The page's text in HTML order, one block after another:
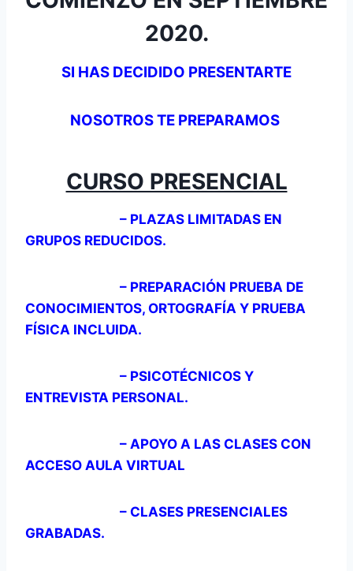
2020.
SI HAS DECIDIDO PRESENTARTE
NOSOTROSTE PREPARAMOS
CURSO PRESENCIAL
– PLAZAS LIMITADAS EN
GRUPOS REDUCIDOS.
– PREPARACIÓN PRUEBA DE
CONOCIMIENTOS, ORTOGRAFÍA Y PRUEBA
FÍSICA INCLUIDA.
– PSICOTÉCNICOS Y
ENTREVISTA PERSONAL.
– APOYO A LAS CLASES CON
ACCESO AULA VIRTUAL
– CLASES PRESENCIALES
GRABADAS.